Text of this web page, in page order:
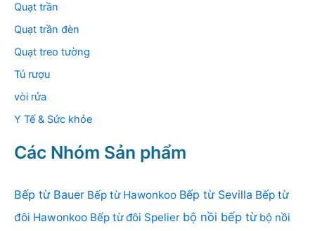
Quạt trần
Quạt trần đèn
Quạt treo tường
Tủ rượu
vòi rửa
Y Tế & Sức khỏe
Các Nhóm Sản phẩm
Bếp từ Bauer Bếp từ Hawonkoo Bếp từ Sevilla Bếp từ
đôi Hawonkoo Bếp từ đôi Spelier bộ nồi bếp từ bộ nồi